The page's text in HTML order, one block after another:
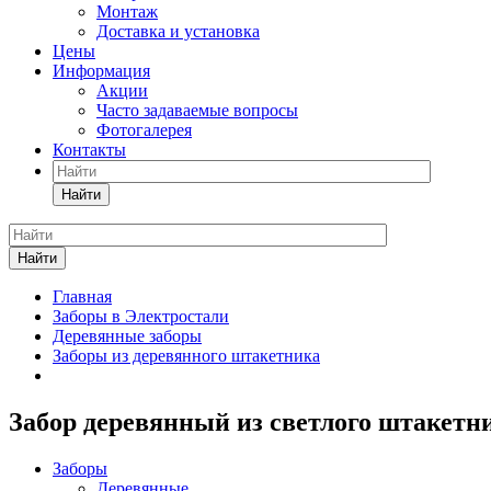
Монтаж
Доставка и установка
Цены
Информация
Акции
Часто задаваемые вопросы
Фотогалерея
Контакты
Найти
Найти
Главная
Заборы в Электростали
Деревянные заборы
Заборы из деревянного штакетника
Забор деревянный из светлого
Заборы